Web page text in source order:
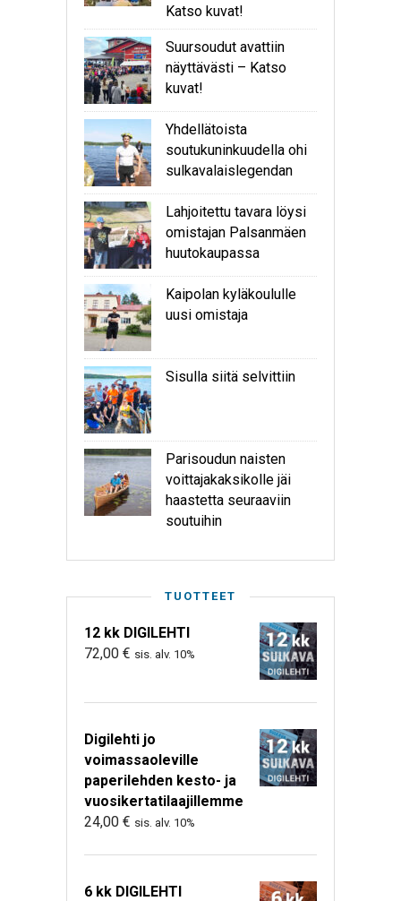
Katso kuvat!
Suursoudut avattiin
näyttävästi – Katso
kuvat!
Yhdellätoista
soutukuninkuudella ohi
sulkavalaislegendan
Lahjoitettu tavara löysi
omistajan Palsanmäen
huutokaupassa
Kaipolan kyläkoululle
uusi omistaja
Sisulla siitä selvittiin
Parisoudun naisten
voittajakaksikolle jäi
haastetta seuraaviin
soutuihin
TUOTTEET
12 kk DIGILEHTI
72,00 € sis. alv. 10%
Digilehti jo
voimassaoleville
paperilehden kesto- ja
vuosikertatilaajillemme
24,00 € sis. alv. 10%
6 kk DIGILEHTI